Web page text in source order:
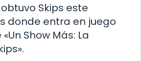
Skips este
donde entra en juego
Show Más: La